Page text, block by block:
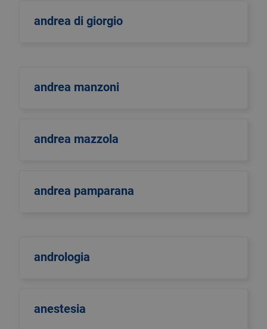
andrea di giorgio
andrea manzoni
andrea mazzola
andrea pamparana
andrologia
anestesia